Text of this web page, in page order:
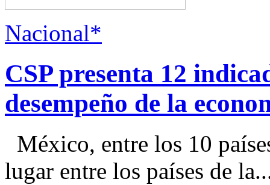
Nacional*
CSP presenta 12
desempeño de la
México, entre los 10
lugar entre los países de